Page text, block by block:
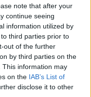
note that after your
continue seeing
information utilized by
third parties prior to
out of the further
by third parties on the
This information may
on the IAB’s List of
disclose it to other
fia?